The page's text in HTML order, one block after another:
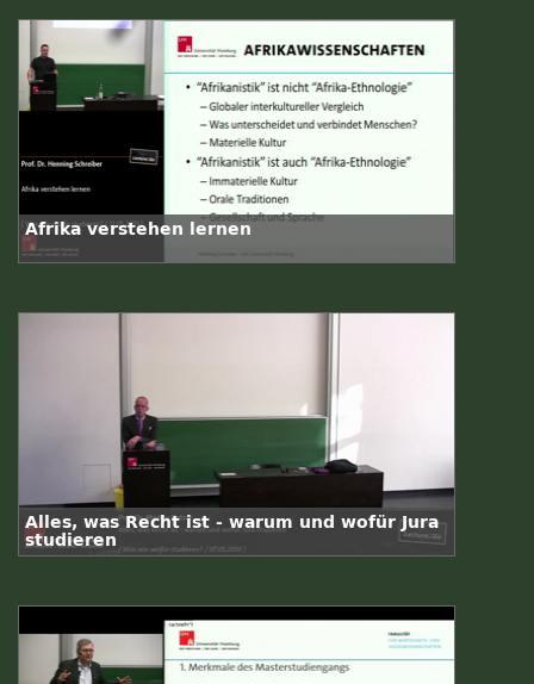
Afrika verstehen lernen
Alles, was Recht ist - warum und wofür Jura
studieren